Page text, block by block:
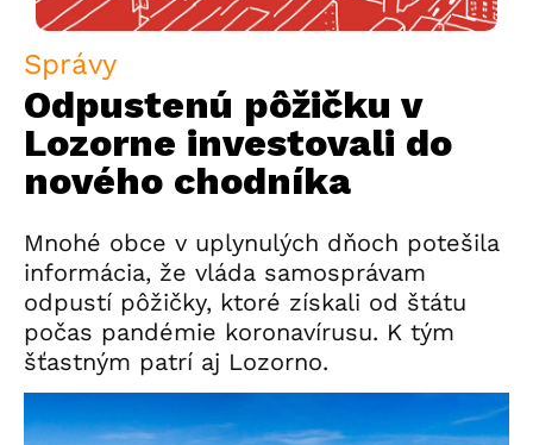
Správy
Odpustenú pôžičku v
Lozorne investovali do
nového chodníka
Mnohé obce v uplynulých dňoch potešila
informácia, že vláda samosprávam
odpustí pôžičky, ktoré získali od štátu
počas pandémie koronavírusu. K tým
šťastným patrí aj Lozorno.